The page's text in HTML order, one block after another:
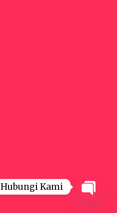
Hubungi Kami